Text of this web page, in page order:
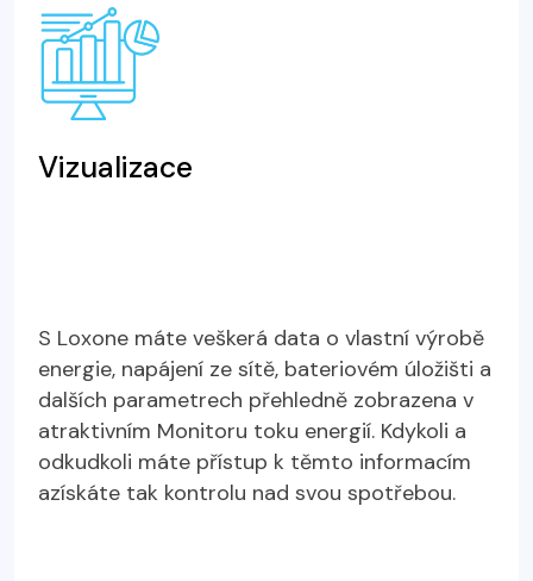
Vizualizace
S Loxone máte veškerá data o vlastní výrobě
energie, napájení ze sítě, bateriovém úložišti a
dalších parametrech přehledně zobrazena v
atraktivním Monitoru toku energií. Kdykoli a
odkudkoli máte přístup k těmto informacím
azískáte tak kontrolu nad svou spotřebou.